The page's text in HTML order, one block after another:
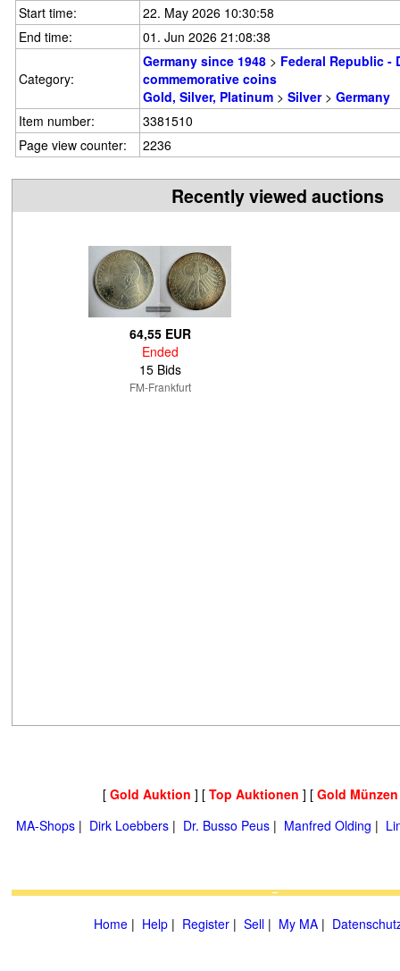
Start time:
22. May 2026 10:30:58
End time:
01. Jun 2026 21:08:38
Category:
Germany since 1948 > Federal Republic -
commemorative coins
Gold, Silver, Platinum > Silver> Germany
Item number:
3381510
Page view counter:
2236
Recently viewed auctions
64,55 EUR
Ended
15 Bids
FM-Frankfurt
[ Gold Auktion ] [ Top Auktionen ] [ Gold
MA-Shops | Dirk Loebbers | Dr. Busso Peus | Manfred Olding |
Home | Help | Register | Sell | My MA |